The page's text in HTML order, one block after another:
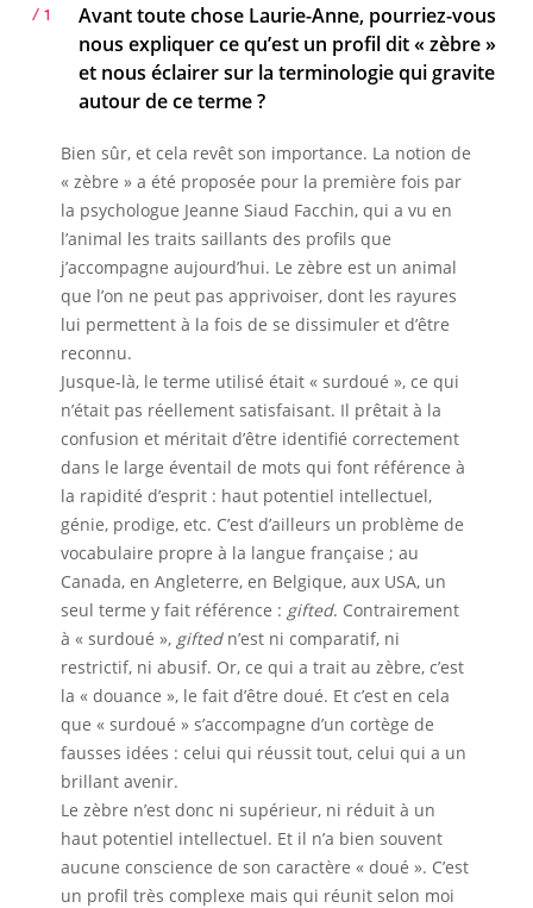
/ 1
Avant toute chose Laurie-Anne, pourriez-vous
nous expliquer ce qu’est un profil dit « zèbre »
et nous éclairer sur la terminologie qui gravite
autour de ce terme ?
Bien sûr, et cela revêt son importance. La notion de
« zèbre » a été proposée pour la première fois par
la psychologue Jeanne Siaud Facchin, qui a vu en
l’animal les traits saillants des profils que
j’accompagne aujourd’hui. Le zèbre est un animal
que l’on ne peut pas apprivoiser, dont les rayures
lui permettent à la fois de se dissimuler et d’être
reconnu.
Jusque-là, le terme utilisé était « surdoué », ce qui
n’était pas réellement satisfaisant. Il prêtait à la
confusion et méritait d’être identifié correctement
dans le large éventail de mots qui font référence à
la rapidité d’esprit : haut potentiel intellectuel,
génie, prodige, etc. C’est d’ailleurs un problème de
vocabulaire propre à la langue française ; au
Canada, en Angleterre, en Belgique, aux USA, un
seul terme y fait référence : gifted. Contrairement
à « surdoué », giftedn’est ni comparatif, ni
restrictif, ni abusif. Or, ce qui a trait au zèbre, c’est
la « douance », le fait d’être doué. Et c’est en cela
que « surdoué » s’accompagne d’un cortège de
fausses idées : celui qui réussit tout, celui qui a un
brillant avenir.
Le zèbre n’est donc ni supérieur, ni réduit à un
haut potentiel intellectuel. Et il n’a bien souvent
aucune conscience de son caractère « doué ». C’est
un profil très complexe mais qui réunit selon moi